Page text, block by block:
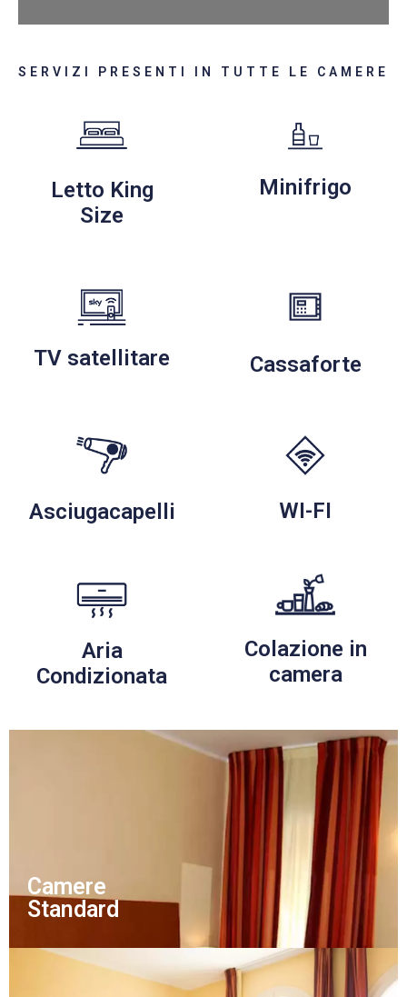
SERVIZI PRESENTI IN TUTTE LE CAMERE
Letto King
Size
Minifrigo
TV satellitare Cassaforte
Asciugacapelli WI-FI
Aria
Condizionata
Colazione in
camera
Camere
Standard